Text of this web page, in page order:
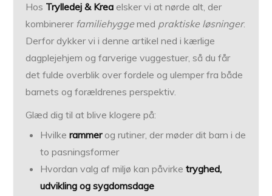
Hos Trylledej & Krea elsker vi at nørde alt, der
kombinerer familiehyggemed praktiske løsninger.
Derfor dykker vi i denne artikel ned i kærlige
dagplejehjem og farverige vuggestuer, så du får
det fulde overblik over fordele og ulemper fra både
barnets og forældrenes perspektiv.
Glæd dig til at blive klogere på:
Hvilkerammerog rutiner, der møder dit barn i de
to pasningsformer
Hvordan valg af miljø kan påvirketryghed,
udvikling og sygdomsdage